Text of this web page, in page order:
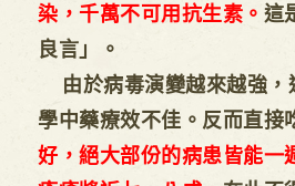
染，千萬不可用抗生素。 這
良言」。
由於病毒演變越來越強，
學中藥療效不佳。反而直接
好，絕大部份的病患皆能一